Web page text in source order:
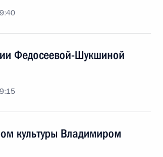
Федосеевой-Шукшиной
культуры Владимиром